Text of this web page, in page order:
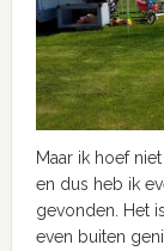
Maar ik hoef
en dus heb ik
gevonden. Het
even buiten